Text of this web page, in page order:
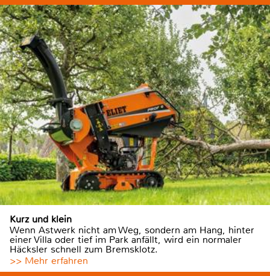
Kurz und klein
Wenn Astwerk nicht am Weg, sondern am Hang, hinter
einer Villa oder tief im Park anfällt, wird ein normaler
Häcksler schnell zum Bremsklotz.
>> Mehr erfahren